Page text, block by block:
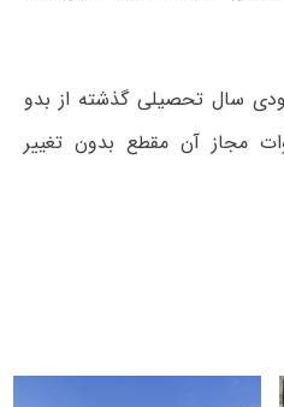
سال تحصیلی گذشته از بدو
مجاز آن مقطع بدون تغییر